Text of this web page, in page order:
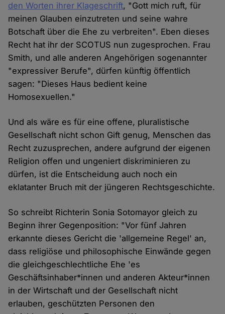
den Worten ihrer Klageschrift, "Gott mich ruft, für
meinen Glauben einzutreten und seine wahre
Botschaft über die Ehe zu verbreiten". Eben dieses
Recht hat ihr der SCOTUS nun zugesprochen. Frau
Smith, und alle anderen Angehörigen sogenannter
"expressiver Berufe", dürfen künftig öffentlich
sagen: "Dieses Haus bedient keine
Homosexuellen."
Und als wäre es für eine offene, pluralistische
Gesellschaft nicht schon Gift genug, Menschen das
Recht zuzusprechen, andere aufgrund der eigenen
Religion offen und ungeniert diskriminieren zu
dürfen, ist die Entscheidung auch noch ein
eklatanter Bruch mit der jüngeren Rechtsgeschichte.
So schreibt Richterin Sonia Sotomayor gleich zu
Beginn ihrer Gegenposition: "Vor fünf Jahren
erkannte dieses Gericht die 'allgemeine Regel' an,
dass religiöse und philosophische Einwände gegen
die gleichgeschlechtliche Ehe 'es
Geschäftsinhaber*innen und anderen Akteur*innen
in der Wirtschaft und der Gesellschaft nicht
erlauben, geschützten Personen den